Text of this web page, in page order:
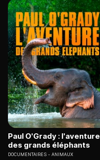
Paul O'Grady : l'aventure
des grands éléphants
DOCUMENTAIRES ANIMAUX